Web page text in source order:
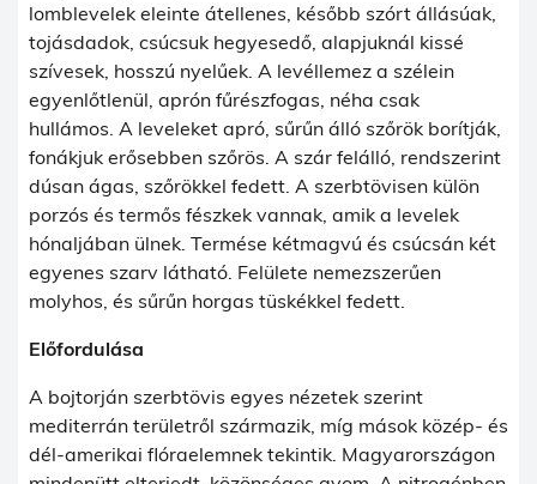
lomblevelek eleinte átellenes, később szórt állásúak,
tojásdadok, csúcsuk hegyesedő, alapjuknál kissé
szívesek, hosszú nyelűek. A levéllemez a szélein
egyenlőtlenül, aprón fűrészfogas, néha csak
hullámos. A leveleket apró, sűrűn álló szőrök borítják,
fonákjuk erősebben szőrös. A szár felálló, rendszerint
dúsan ágas, szőrökkel fedett. A szerbtövisen külön
porzós és termős fészkek vannak, amik a levelek
hónaljában ülnek. Termése kétmagvú és csúcsán két
egyenes szarv látható. Felülete nemezszerűen
molyhos, és sűrűn horgas tüskékkel fedett.
Előfordulása
A bojtorján szerbtövis egyes nézetek szerint
mediterrán területről származik, míg mások közép- és
dél-amerikai flóraelemnek tekintik. Magyarországon